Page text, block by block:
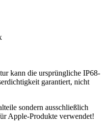
kann die ursprüngliche IP68-
garantiert, nicht
sondern ausschließlich
Apple-Produkte verwendet!